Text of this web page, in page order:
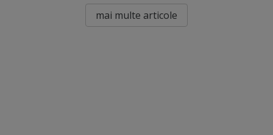
mai multe articole